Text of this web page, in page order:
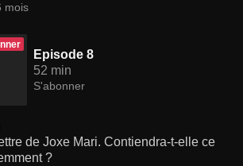
mois
Episode 8
52 min
S'abonner
de Joxe Mari. Contiendra-t-elle ce
?